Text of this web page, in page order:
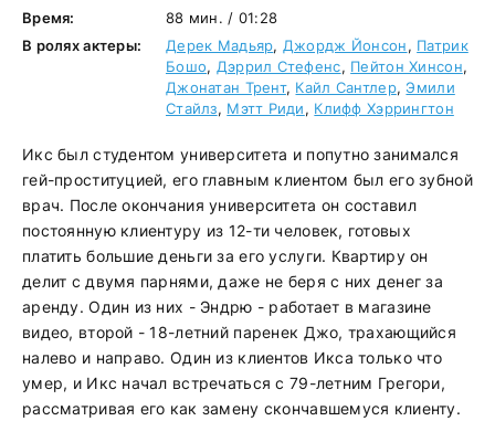
Время:
88 мин. / 01:28
В ролях актеры:
Дерек Мадьяр, Джордж Йонсон, Патрик
Бошо, Дэррил Стефенс, Пейтон Хинсон,
Джонатан Трент, Кайл Сантлер,Эмили
Стайлз, Мэтт Риди, Клифф Хэррингтон
Икс был студентом университета и попутно занимался
гей-проституцией, его главным клиентом был его зубной
врач. После окончания университета он составил
постоянную клиентуру из 12-ти человек, готовых
платить большие деньги за его услуги. Квартиру он
делит с двумя парнями, даже не беря с них денег за
аренду. Один из них - Эндрю - работает в магазине
видео, второй - 18-летний паренек Джо, трахающийся
налево и направо. Один из клиентов Икса только что
умер, и Икс начал встречаться с 79-летним Грегори,
рассматривая его как замену скончавшемуся клиенту.